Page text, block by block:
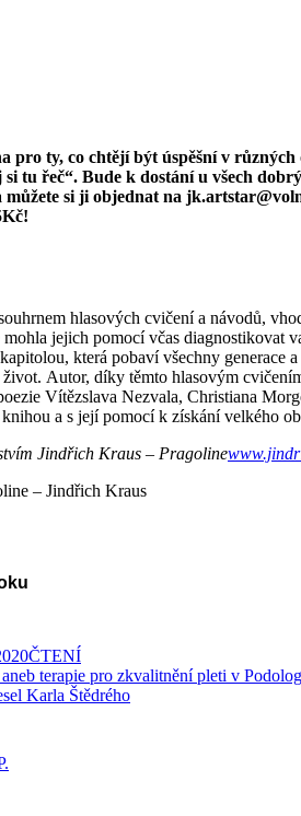
pro ty, co chtějí být úspěšní v
si tu řeč“. Bude k dostání u všech
si ji objednat na
hlasových cvičení a návodů,
jejich pomocí včas diagnostikovat
která pobaví všechny
Autor, díky těmto hlasovým
Vítězslava Nezvala, Christiana
a s její pomocí k získání velkého
Jindřich Kraus – Pragoline
– Jindřich Kraus
Rubriky:
ČTENÍ
terapie pro zkvalitnění pleti v
Karla Štědrého